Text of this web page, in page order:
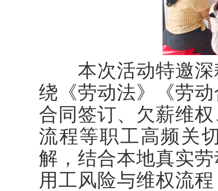
本次活动特邀
绕《劳动法》《劳
合同签订、欠薪维
流程等职工高频关
解，结合本地真实
用工风险与维权流